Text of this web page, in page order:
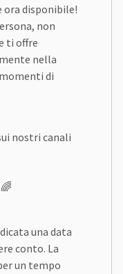
ora disponibile!
non
ti offre
nella
di
nostri canali
una data
conto. La
un tempo